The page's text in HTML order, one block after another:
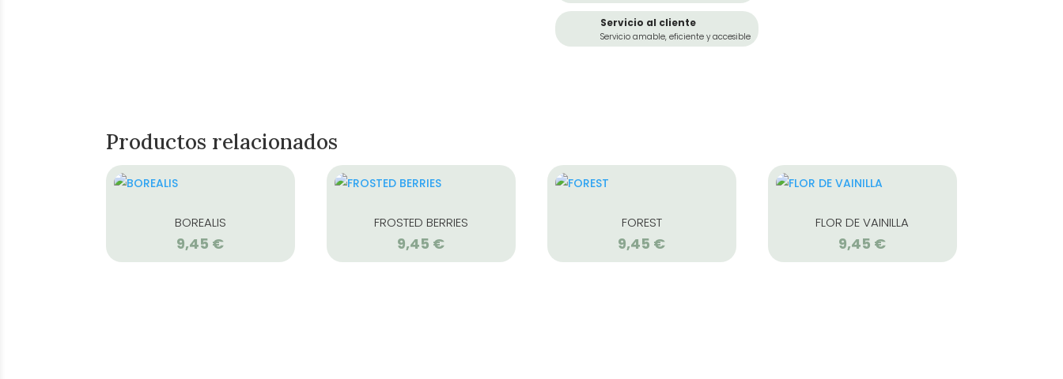
Servicio al cliente
Servicio amable, eficiente y accesible
Productos relacionados
BOREALIS
9,45 €
FROSTED BERRIES
9,45 €
FOREST
9,45 €
FLOR DE VAINILLA
9,45 €